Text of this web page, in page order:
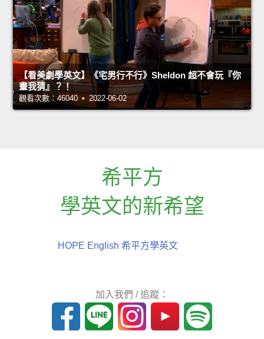
【看美劇學英文】《宅男行不行》Sheldon 超不會玩『你
畫我猜』？！
觀看次數：46040 • 2022-06-02
希平方
學英文的新希望
HOPE English 希平方學英文
加入我們 / 追蹤：